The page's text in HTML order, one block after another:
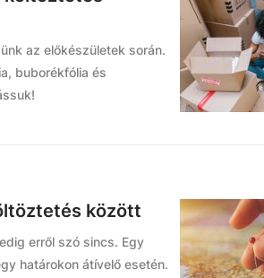
az előkészületek során.
buborékfólia és
között
erről szó sincs. Egy
határokon átívelő esetén.